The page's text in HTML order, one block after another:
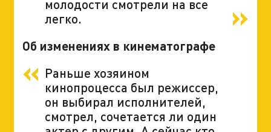
молодости смотрели на все
легко.
Об изменениях в кинематографе
Раньше хозяином
кинопроцесса был режиссер,
он выбирал исполнителей,
смотрел, сочетается ли один